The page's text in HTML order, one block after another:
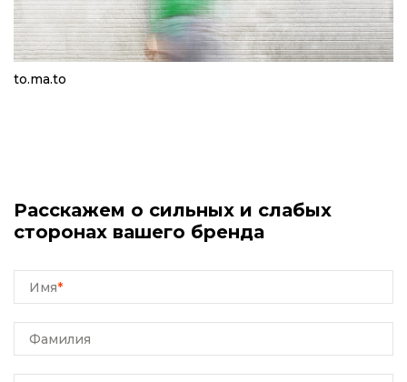
to.ma.to
Расскажем о сильных и слабых
сторонах вашего бренда
Имя*
Фамилия